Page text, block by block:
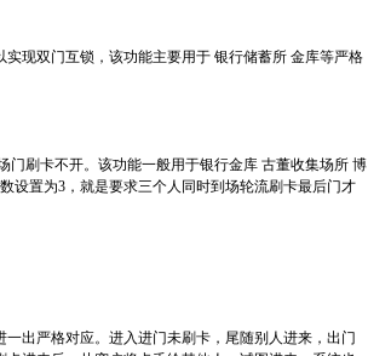
现双门互锁，该功能主要用于 银行储蓄所 金库等严格
刷卡不开。该功能一般用于银行金库 古董收集场所 博
设置为3，就是要求三个人同时到场轮流刷卡最后门才
出严格对应。进入进门未刷卡，尾随别人进来，出门